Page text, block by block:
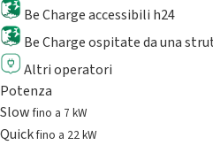
Be Charge accessibili h24
Be Charge ospitate da una
Altri operatori
Potenza
Slowfino a 7 kW
Quickfino a 22 kW